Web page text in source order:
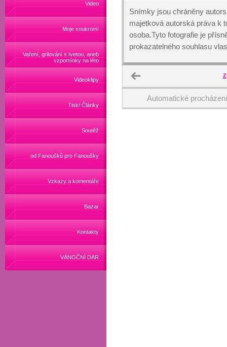
Video
Moje soukromí
Vaření, grilování s Ivetou, aneb
vzpomínky na léto
Videoklipy
Tisk/ Články
Soutěž
od Fanoušků pro Fanoušky
Vzkazy a komentáře
Bazar
Kontakty
VÁNOČNÍ DAR
Snímky jsou chráněny
majetková autorská práva k
osoba.Tyto fotografie je
prokazatelného souhlasu
Automatické